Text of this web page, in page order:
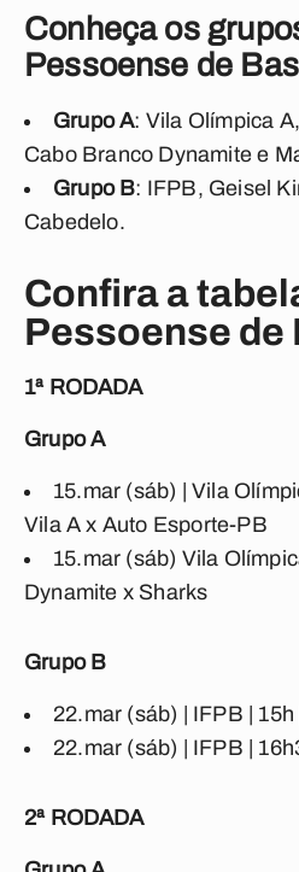
Conheça os
Pessoense de
Grupo A: Vila Olímpica
Cabo Branco Dynamite e
Grupo B: IFPB, Geisel
Cabedelo.
Confira a
Pessoense de
1ª RODADA
Grupo A
15.mar (sáb) | Vila
Vila A x Auto Esporte-PB
15.mar (sáb) Vila
Dynamite x Sharks
Grupo B
22.mar (sáb) | IFPB |
22.mar (sáb) | IFPB |
2ª RODADA